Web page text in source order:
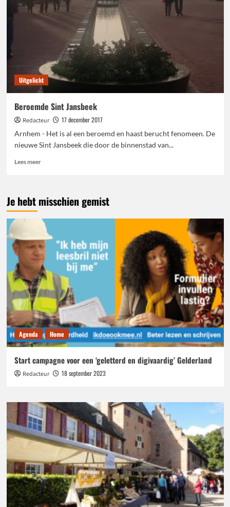
Uitgelicht
Beroemde Sint Jansbeek
Redacteur
17 december 2017
Arnhem - Het is al een beroemd en haast berucht fenomeen. De
nieuwe Sint Jansbeek die door de binnenstad van...
Lees meerLees
Sint
Je hebt misschien gemist
Agenda Home
Start campagne voor een ‘geletterd en digivaardig’ Gelderland
Redacteur 18 september 2023